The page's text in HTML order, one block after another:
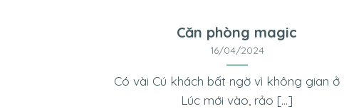
Căn phòng magic
16/04/2024
Có vài Cú khách bất ngờ vì không gian ở
Lúc mới vào, rảo [...]